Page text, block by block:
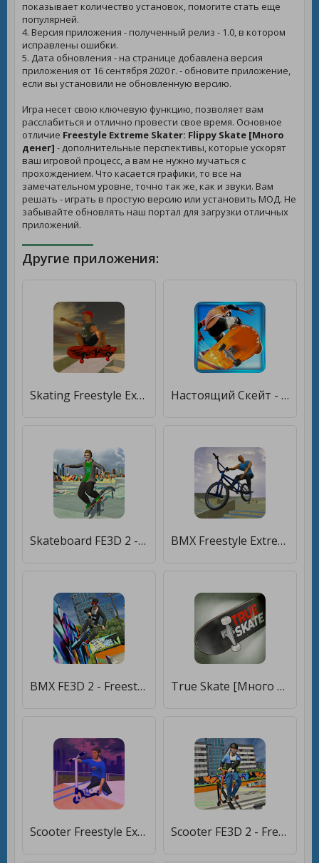
показывает количество установок, помогите стать еще
популярней.
4. Версия приложения - полученный релиз - 1.0, в котором
исправлены ошибки.
5. Дата обновления - на странице добавлена версия
приложения от 16 сентября 2020 г. - обновите приложение,
если вы установили не обновленную версию.
Игра несет свою ключевую функцию, позволяет вам
расслабиться и отлично провести свое время. Основное
отличие Freestyle Extreme Skater: Flippy Skate [Много
денег] - дополнительные перспективы, которые ускорят
ваш игровой процесс, а вам не нужно мучаться с
прохождением. Что касается графики, то все на
замечательном уровне, точно так же, как и звуки. Вам
решать - играть в простую версию или установить МОД. Не
забывайте обновлять наш портал для загрузки отличных
приложений.
Другие приложения:
Skating Freestyle Extreme 3D [Бесплатные покупки] Настоящий Скейт - Skate 3D [Много денег]
Skateboard FE3D 2 - Freestyle Extreme 3D [Много монет] BMX Freestyle Extreme 3D [Мод меню]
BMX FE3D 2 - Freestyle Extreme 3D [Много денег] True Skate [Много денег]
Scooter Freestyle Extreme 3D [Много монет] Scooter FE3D 2 - Freestyle Extreme 3D [Мод меню]